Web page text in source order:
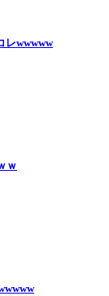
レwwwww
ｗ